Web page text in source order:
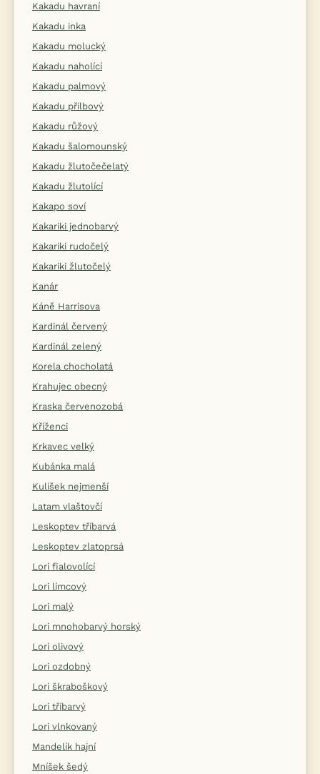
Kakadu havraní
Kakadu inka
Kakadu molucký
Kakadu naholící
Kakadu palmový
Kakadu přilbový
Kakadu růžový
Kakadu šalomounský
Kakadu žlutočečelatý
Kakadu žlutolící
Kakapo soví
Kakariki jednobarvý
Kakariki rudočelý
Kakariki žlutočelý
Kanár
Káně Harrisova
Kardinál červený
Kardinál zelený
Korela chocholatá
Krahujec obecný
Kraska červenozobá
Kříženci
Krkavec velký
Kubánka malá
Kulíšek nejmenší
Latam vlaštovčí
Leskoptev tříbarvá
Leskoptev zlatoprsá
Lori fialovolící
Lori límcový
Lori malý
Lori mnohobarvý horský
Lori olivový
Lori ozdobný
Lori škraboškový
Lori tříbarvý
Lori vlnkovaný
Mandelík hajní
Mníšek šedý